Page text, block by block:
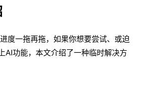
度一拖再拖，如果你想要尝试、或迫
AI功能，本文介绍了一种临时解决方